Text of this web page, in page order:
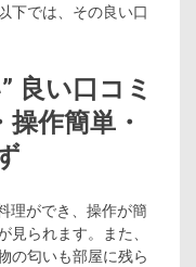
下では、その良い口
良い口コミ
作簡単・
理ができ、操作が簡
見られます。また、
の匂いも部屋に残ら